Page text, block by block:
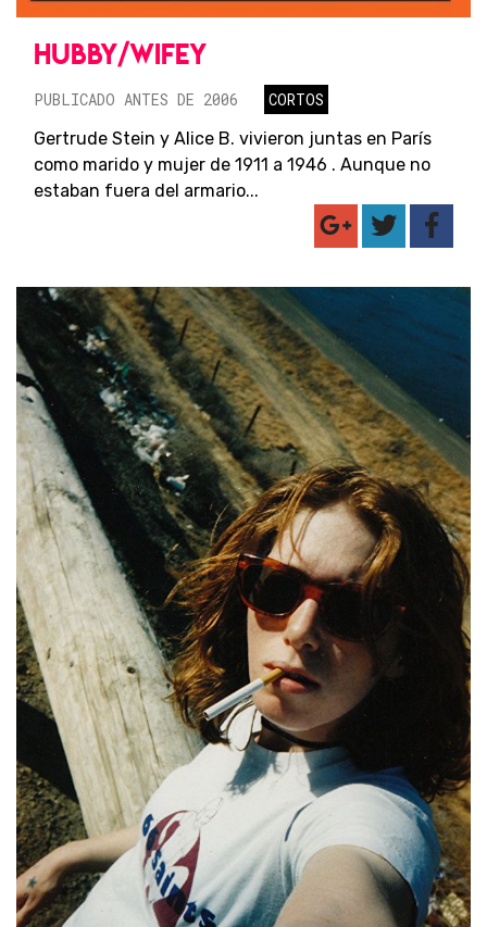
HUBBY/WIFEY
PUBLICADO ANTES DE 2006
CORTOS
Gertrude Stein y Alice B. vivieron juntas en París
como marido y mujer de 1911 a 1946 . Aunque no
estaban fuera del armario...